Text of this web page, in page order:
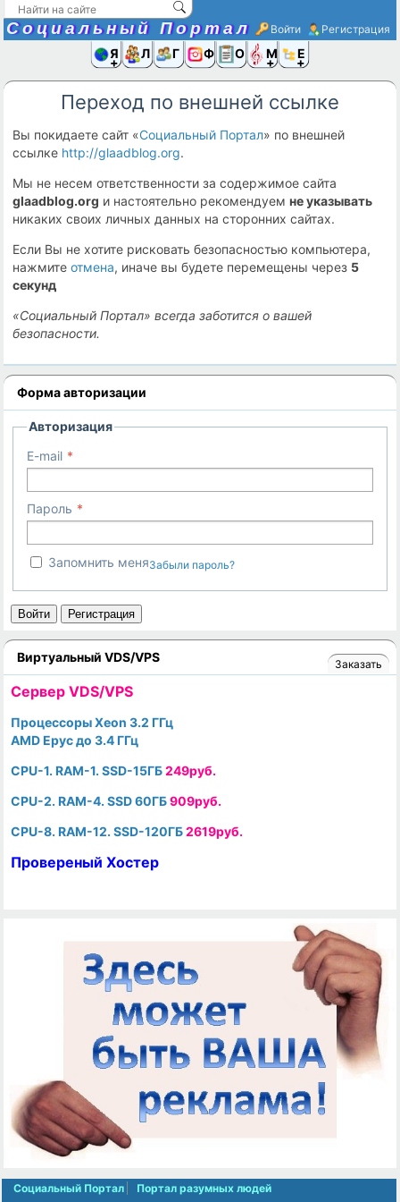
Социальный Портал Войти Регистрация
Я иЛюди
Группы
Фото Ещё
Переход по внешней ссылке
Вы покидаете сайт «Социальный Портал» по внешней
ссылке http://glaadblog.org.
Мы не несем ответственности за содержимое сайта
glaadblog.org и настоятельно рекомендуемне указывать
никаких своих личных данных на сторонних сайтах.
Если Вы не хотите рисковать безопасностью компьютера,
нажмитеотмена, иначе вы будете перемещены через 5
секунд
«Социальный Портал» всегда заботится о вашей
безопасности.
Форма авторизации
Авторизация
E-mail
Пароль
Запомнить меняЗабыли пароль?
Войти Регистрация
Виртуальный VDS/VPS Заказать
Cервер VDS/VPS
Процессоры Xeon 3.2 ГГц
AMD Epyc до 3.4 ГГц
CPU-1. RAM-1. SSD-15ГБ249руб.
CPU-2. RAM-4. SSD 60ГБ909руб.
CPU-8. RAM-12. SSD-120ГБ2619руб.
Провереный Хостер
Социальный Портал Портал разумных людей